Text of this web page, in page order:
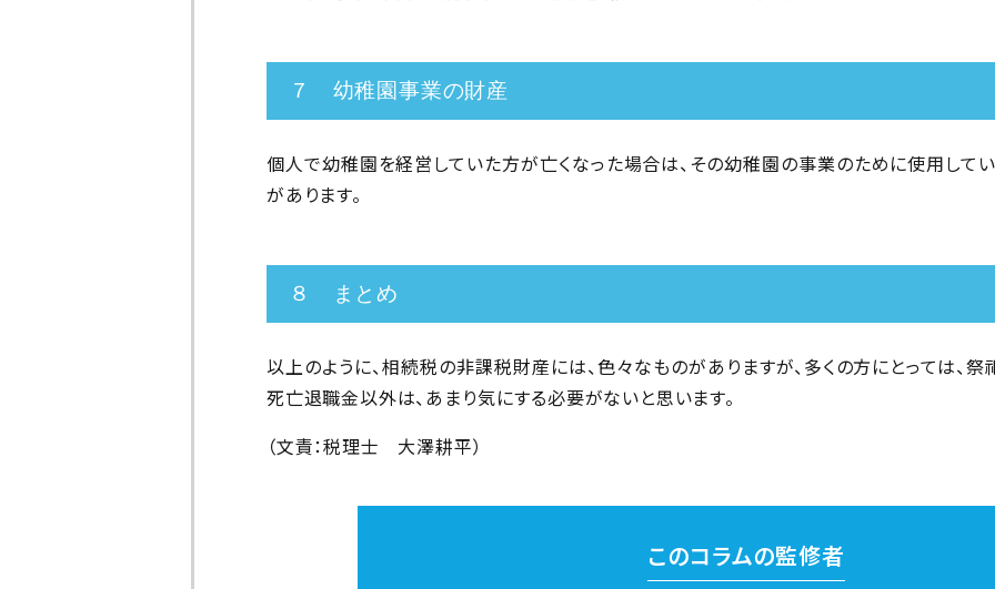
７ 幼稚園事業の財産
個人で幼稚園を経営していた方が亡くなった場合は、その幼稚園の事業のために使用して
があります。
８ まとめ
以上のように、相続税の非課税財産には、色々なものがありますが、多くの方にとっては、
死亡退職金以外は、あまり気にする必要がないと思います。
（文責：税理士 大澤耕平）
このコラムの監修者